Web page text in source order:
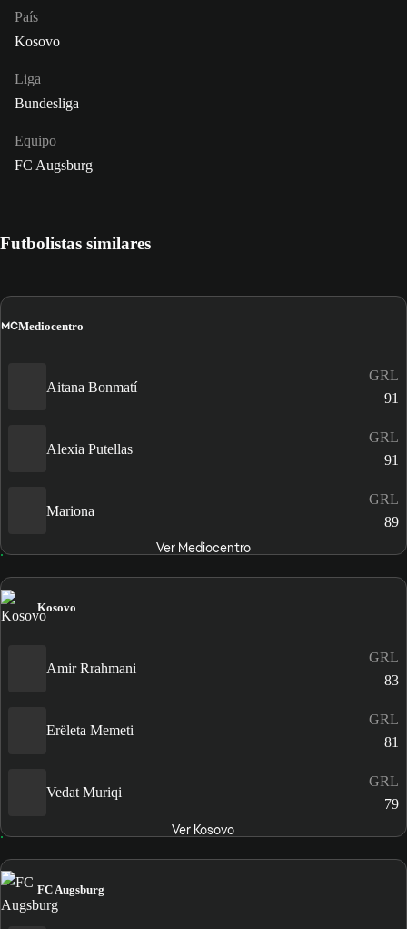
País
Kosovo
Liga
Bundesliga
Equipo
FC Augsburg
Futbolistas similares
MCMediocentro
Aitana Bonmatí
GRL
91
Alexia Putellas
GRL
91
Mariona
GRL
89
Ver Mediocentro
Kosovo
Amir Rrahmani
GRL
83
Erëleta Memeti
GRL
81
Vedat Muriqi
GRL
79
Ver Kosovo
FC Augsburg